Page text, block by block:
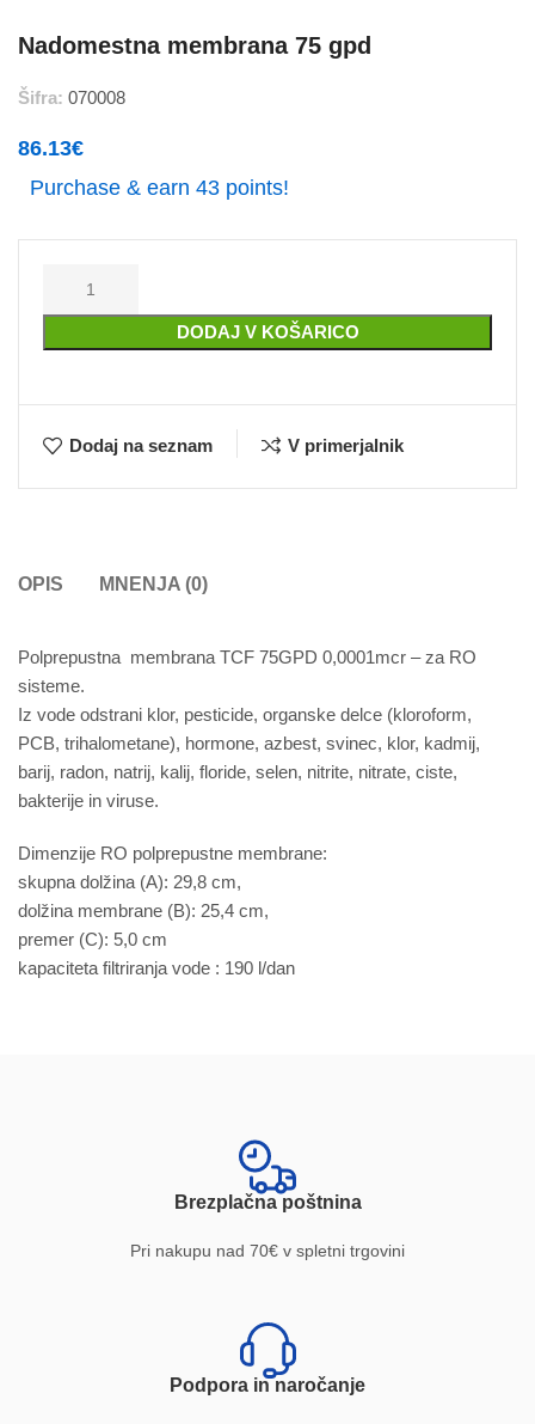
Nadomestna membrana 75 gpd
Šifra: 070008
86.13€
Purchase & earn 43 points!
DODAJ V KOŠARICO
Dodaj na seznam V primerjalnik
OPIS MNENJA (0)
Polprepustna membrana TCF 75GPD 0,0001mcr – za RO
sisteme.
Iz vode odstrani klor, pesticide, organske delce (kloroform,
PCB, trihalometane), hormone, azbest, svinec, klor, kadmij,
barij, radon, natrij, kalij, floride, selen, nitrite, nitrate, ciste,
bakterije in viruse.
Dimenzije RO polprepustne membrane:
skupna dolžina (A): 29,8 cm,
dolžina membrane (B): 25,4 cm,
premer (C): 5,0 cm
kapaciteta filtriranja vode : 190 l/dan
Brezplačna poštnina
Pri nakupu nad 70€ v spletni trgovini
Podpora in naročanje